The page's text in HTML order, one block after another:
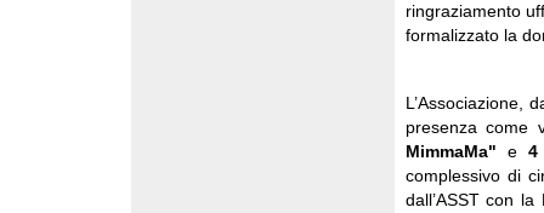
ringraziamento
formalizzato la
L’Associazione,
presenza come
MimmaMa" e 4
complessivo di
dall’ASST con